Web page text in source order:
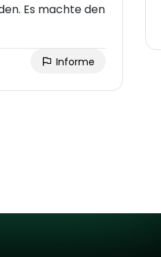
Es machte den
Informe